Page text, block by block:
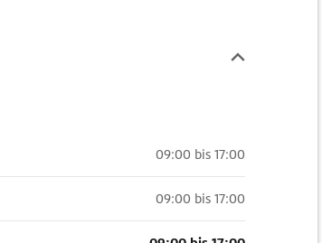
09:00 bis 17:00
09:00 bis 17:00